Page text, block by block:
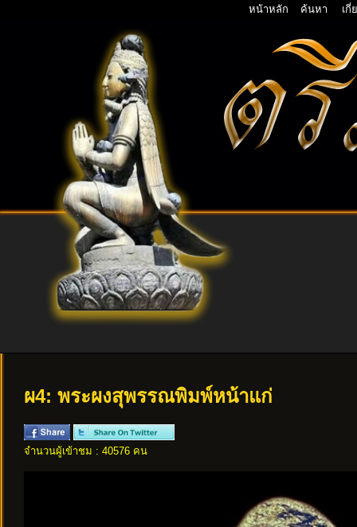
หน้าหลัก ค้นหา เกี่
ผ4: พระผงสุพรรณพิมพ์หน้าแก่
จำนวนผู้เข้าชม : 40576 คน